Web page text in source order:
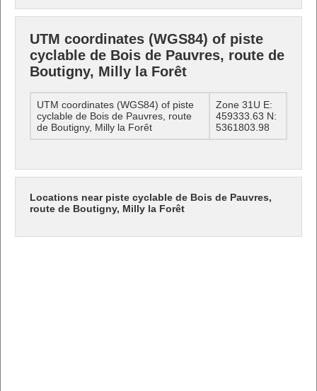
UTM coordinates (WGS84) of piste
cyclable de Bois de Pauvres, route de
Boutigny, Milly la Forêt
UTM coordinates (WGS84) of piste
cyclable de Bois de Pauvres, route
de Boutigny, Milly la Forêt
Zone 31U E:
459333.63 N:
5361803.98
Locations near piste cyclable de Bois de Pauvres,
route de Boutigny, Milly la Forêt